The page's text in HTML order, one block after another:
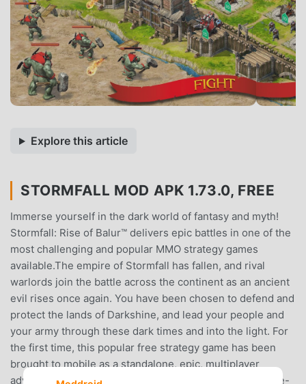
Explore this article
STORMFALL MOD APK 1.73.0, FREE
Immerse yourself in the dark world of fantasy and myth!
Stormfall: Rise of Balur™ delivers epic battles in one of the
most challenging and popular MMO strategy games
available.The empire of Stormfall has fallen, and rival
warlords join the battle across the continent as an ancient
evil rises once again. You have been chosen to defend and
protect the lands of Darkshine, and lead your people and
your army through these dark times and into the light. For
the first time, this popular free strategy game has been
brought to mobile as a standalone, epic, multiplayer
adventure, featuring groundbreaking graphics and genre-